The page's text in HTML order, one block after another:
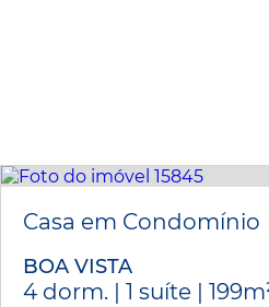
Casa em Condomínio
BOA VISTA
4 dorm. | 1 suíte |